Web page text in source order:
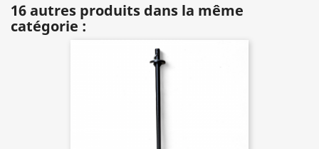
16 autres produits dans la même
catégorie :